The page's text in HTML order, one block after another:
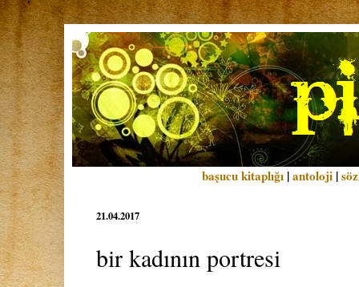
başucu kitaplığı |antoloji |
21.04.2017
bir kadının portresi